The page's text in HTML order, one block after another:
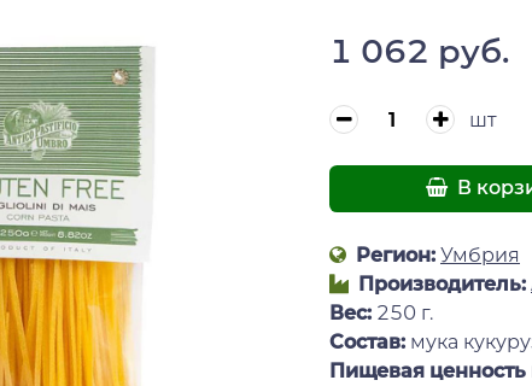
1 062 руб.
шт
В
Регион: Умбрия
Производитель:
Вес: 250 г.
Состав: мука
Пищевая ценность